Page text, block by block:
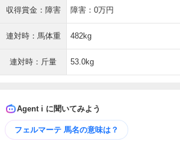
収得賞金：障害 障害：0万円
連対時：馬体重 482kg
連対時：斤量 53.0kg
Agent i に聞いてみよう
フェルマーテ 馬名の意味は？